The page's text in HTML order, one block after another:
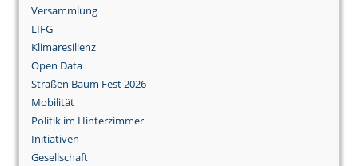
Versammlung
LIFG
Klimaresilienz
Open Data
Straßen Baum Fest 2026
Mobilität
Politik im Hinterzimmer
Initiativen
Gesellschaft